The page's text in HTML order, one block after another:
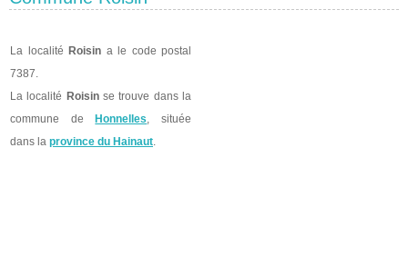
La localité Roisin a le code postal
7387.
La localité Roisinse trouve dans la
commune de
Honnelles, située
dans la province du Hainaut.